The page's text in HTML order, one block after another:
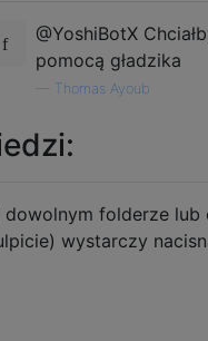
@YoshiBotX
pomocą gładzika
Thomas Ayoub
dowolnym folderze lub
wystarczy